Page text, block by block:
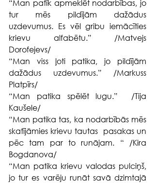
“Man patīk apmeklēt nodarbības, jo
tur mēs pildījām dažādus
uzdevumus. Es vēl gribu iemācīties
krievu alfabētu.” /Matvejs
Dorofejevs/
“Man viss ļoti patika, jo pildījām
dažādus uzdevumus.” /Markuss
Platpīrs/
“Man patika spēlēt lugu.”  /Tija
Kaušele/
“Man patika tas, ka nodarbībās mēs
skatījāmies krievu tautas  pasakas un
pēc tam par to runājam. “ /Kira
Bogdanova/
“Man patika krievu valodas pulciņš,
jo tur es varēju runāt savā dzimtajā